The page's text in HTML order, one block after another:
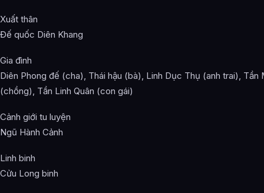
Xuất thân
Đế quốc Diên Khang
Gia đình
Diên Phong đế (cha), Thái hậu (bà), Linh Dục Thụ (anh trai), Tần
(chồng), Tần Linh Quân (con gái)
Cảnh giới tu luyện
Ngũ Hành Cảnh
Linh binh
Cửu Long binh